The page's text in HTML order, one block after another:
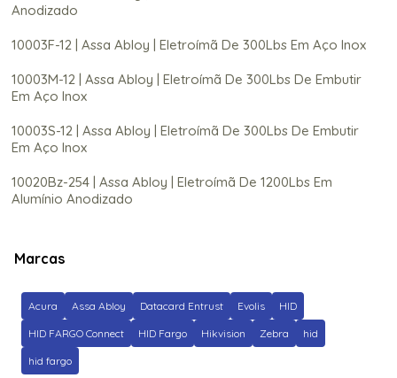
Anodizado
10003F-12 | Assa Abloy | Eletroímã De 300Lbs Em Aço Inox
10003M-12 | Assa Abloy | Eletroímã De 300Lbs De Embutir
Em Aço Inox
10003S-12 | Assa Abloy | Eletroímã De 300Lbs De Embutir
Em Aço Inox
10020Bz-254 | Assa Abloy | Eletroímã De 1200Lbs Em
Alumínio Anodizado
Anodizado
Embutir Em Alumínio Escovado
20Knks-00-000000 | Assa Abloy | Leitor de Proximidade
com teclado Hid Signo 20K
Marcas
Acura Assa Abloy Datacard Entrust Evolis HID
HID FARGO Connect HID Fargo Hikvision Zebra hid
hid fargo